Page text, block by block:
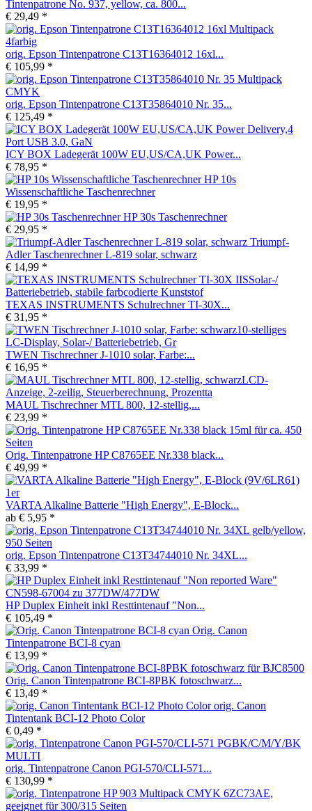
Tintenpatrone No. 937, yellow, ca. 800...
€ 29,49 *
orig. Epson Tintenpatrone C13T16364012 16xl...
€ 105,99 *
orig. Epson Tintenpatrone C13T35864010 Nr. 35...
€ 125,49 *
ICY BOX Ladegerät 100W EU,US/CA,UK Power...
€ 78,95 *
HP 10s
Wissenschaftliche Taschenrechner
€ 19,95 *
HP 30s Taschenrechner
€ 29,95 *
Triumpf-
Adler Taschenrechner L-819 solar, schwarz
€ 14,99 *
TEXAS INSTRUMENTS Schulrechner TI-30X...
€ 31,95 *
TWEN Tischrechner J-1010 solar, Farbe:...
€ 16,95 *
MAUL Tischrechner MTL 800, 12-stellig,...
€ 23,99 *
Orig. Tintenpatrone HP C8765EE Nr.338 black...
€ 49,99 *
VARTA Alkaline Batterie "High Energy", E-Block...
ab € 5,95 *
orig. Epson Tintenpatrone C13T34744010 Nr. 34XL...
€ 33,99 *
HP Duplex Einheit inkl Resttintenauf "Non...
€ 105,49 *
Orig. Canon
Tintenpatrone BCI-8 cyan
€ 13,99 *
Orig. Canon Tintenpatrone BCI-8PBK fotoschwarz...
€ 13,49 *
orig. Canon
Tintentank BCI-12 Photo Color
€ 0,49 *
orig. Tintenpatrone Canon PGI-570/CLI-571...
€ 130,99 *